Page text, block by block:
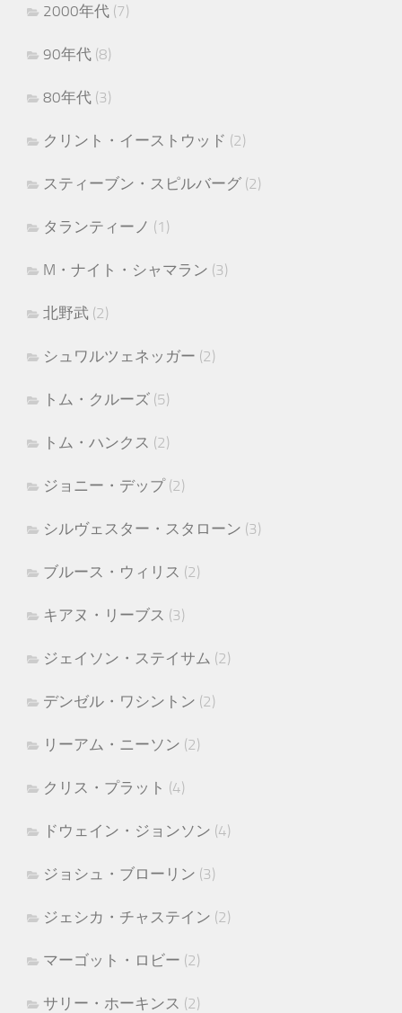
2000年代 (7)
90年代 (8)
80年代 (3)
クリント・イーストウッド (2)
スティーブン・スピルバーグ (2)
タランティーノ (1)
M・ナイト・シャマラン (3)
北野武 (2)
シュワルツェネッガー (2)
トム・クルーズ (5)
トム・ハンクス (2)
ジョニー・デップ(2)
シルヴェスター・スタローン (3)
ブルース・ウィリス (2)
キアヌ・リーブス (3)
ジェイソン・ステイサム (2)
デンゼル・ワシントン (2)
リーアム・ニーソン (2)
クリス・プラット (4)
ドウェイン・ジョンソン (4)
ジョシュ・ブローリン (3)
ジェシカ・チャステイン (2)
マーゴット・ロビー (2)
サリー・ホーキンス (2)